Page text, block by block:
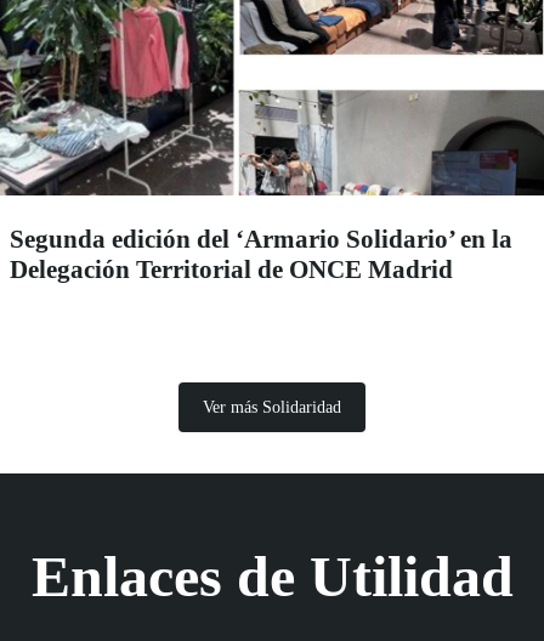
Segunda edición del ‘Armario Solidario’ en la
Delegación Territorial de ONCE Madrid
Ver más Solidaridad
Enlaces de Utilidad